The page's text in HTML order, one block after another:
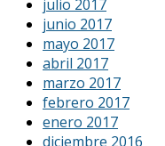
julio 2017
junio 2017
mayo 2017
abril 2017
marzo 2017
febrero 2017
enero 2017
diciembre 2016